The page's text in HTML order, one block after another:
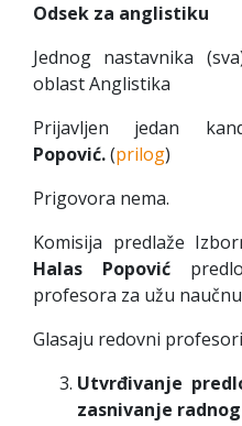
Odsek za anglistiku
Jednog nastavnika
oblast Anglistika
Prijavljen jedan
Popović.(prilog)
Prigovora nema.
Komisija predlaže
Halas Popović
profesora za užu
Glasaju redovni
Utvrđivanje
zasnivanje